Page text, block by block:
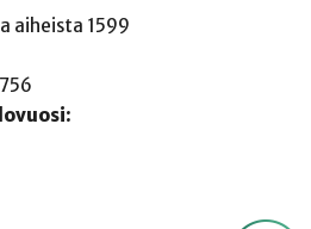
aiheista 1599